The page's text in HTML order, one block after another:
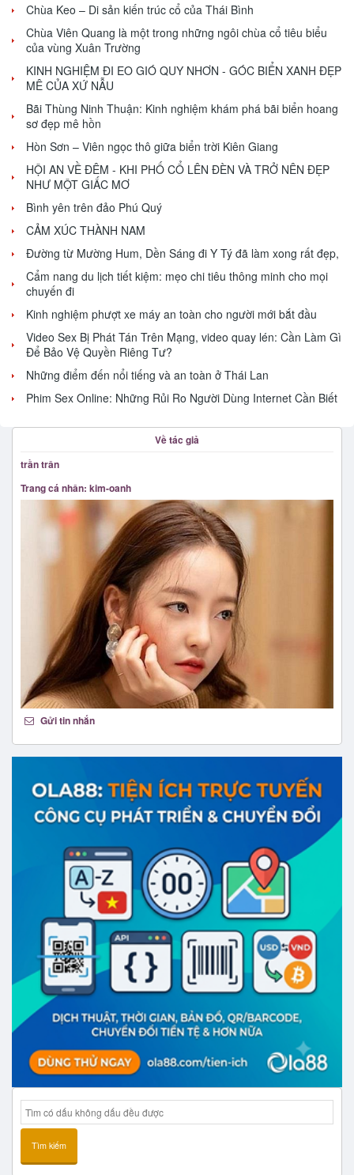
Chùa Keo – Di sản kiến trúc cổ của Thái Bình
Chùa Viên Quang là một trong những ngôi chùa cổ tiêu biểu
của vùng Xuân Trường
KINH NGHIỆM ĐI EO GIÓ QUY NHƠN - GÓC BIỂN XANH ĐẸP
MÊ CỦA XỨ NẪU
Bãi Thùng Ninh Thuận: Kinh nghiệm khám phá bãi biển hoang
sơ đẹp mê hồn
Hòn Sơn – Viên ngọc thô giữa biển trời Kiên Giang
HỘI AN VỀ ĐÊM - KHI PHỐ CỔ LÊN ĐÈN VÀ TRỞ NÊN ĐẸP
NHƯ MỘT GIẤC MƠ
Bình yên trên đảo Phú Quý
CẢM XÚC THÀNH NAM
Đường từ Mường Hum, Dền Sáng đi Y Tý đã làm xong rất đẹp,
Cẩm nang du lịch tiết kiệm: mẹo chi tiêu thông minh cho mọi
chuyến đi
Kinh nghiệm phượt xe máy an toàn cho người mới bắt đầu
Video Sex Bị Phát Tán Trên Mạng, video quay lén: Cần Làm Gì
Để Bảo Vệ Quyền Riêng Tư?
Những điểm đến nổi tiếng và an toàn ở Thái Lan
Phim Sex Online: Những Rủi Ro Người Dùng Internet Cần Biết
Về tác giả
trần trân
Trang cá nhân: kim-oanh
Gửi tin nhắn
Tìm kiếm